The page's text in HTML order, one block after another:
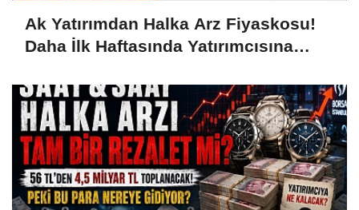
Ak Yatırımdan Halka Arz Fiyaskosu!
Daha İlk Haftasında Yatırımcısına